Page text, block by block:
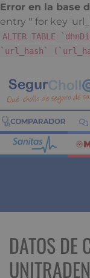
Error en la base
entry '' for key
ALTER TABLE
`url_hash`
DATOS DE